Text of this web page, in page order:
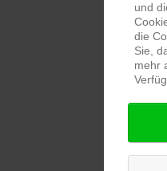
und
die
Sie,
mehr